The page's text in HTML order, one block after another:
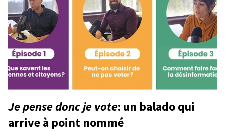
Je pense donc je vote: un balado qui
arrive à point nommé